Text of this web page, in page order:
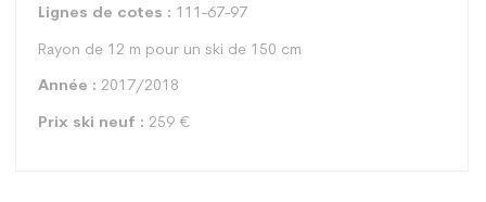
Lignes de cotes : 111-67-97
Rayon de 12 m pour un ski de 150 cm
Année : 2017/2018
Prix ski neuf : 259 €